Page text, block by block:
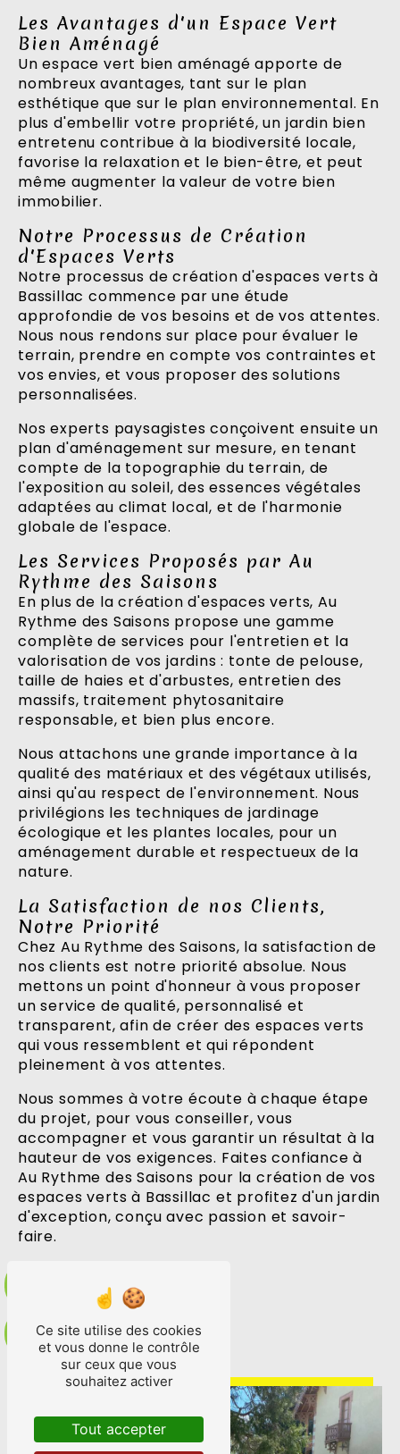
Les Avantages d'un Espace Vert
Bien Aménagé
Un espace vert bien aménagé apporte de
nombreux avantages, tant sur le plan
esthétique que sur le plan environnemental. En
plus d'embellir votre propriété, un jardin bien
entretenu contribue à la biodiversité locale,
favorise la relaxation et le bien-être, et peut
même augmenter la valeur de votre bien
immobilier.
Notre Processus de Création
d'Espaces Verts
Notre processus de création d'espaces verts à
Bassillac commence par une étude
approfondie de vos besoins et de vos attentes.
Nous nous rendons sur place pour évaluer le
terrain, prendre en compte vos contraintes et
vos envies, et vous proposer des solutions
personnalisées.
Nos experts paysagistes conçoivent ensuite un
plan d'aménagement sur mesure, en tenant
compte de la topographie du terrain, de
l'exposition au soleil, des essences végétales
adaptées au climat local, et de l'harmonie
globale de l'espace.
Les Services Proposés par Au
Rythme des Saisons
En plus de la création d'espaces verts, Au
Rythme des Saisons propose une gamme
complète de services pour l'entretien et la
valorisation de vos jardins : tonte de pelouse,
taille de haies et d'arbustes, entretien des
massifs, traitement phytosanitaire
responsable, et bien plus encore.
Nous attachons une grande importance à la
qualité des matériaux et des végétaux utilisés,
ainsi qu'au respect de l'environnement. Nous
privilégions les techniques de jardinage
écologique et les plantes locales, pour un
aménagement durable et respectueux de la
nature.
La Satisfaction de nos Clients,
Notre Priorité
Chez Au Rythme des Saisons, la satisfaction de
nos clients est notre priorité absolue. Nous
mettons un point d'honneur à vous proposer
un service de qualité, personnalisé et
transparent, afin de créer des espaces verts
qui vous ressemblent et qui répondent
pleinement à vos attentes.
Nous sommes à votre écoute à chaque étape
du projet, pour vous conseiller, vous
accompagner et vous garantir un résultat à la
hauteur de vos exigences. Faites confiance à
Au Rythme des Saisons pour la création de vos
espaces verts à Bassillac et profitez d'un jardin
d'exception, conçu avec passion et savoir-
faire.
En savoir plus
Contactez-nous
Ce site utilise des cookies
et vous donne le contrôle
sur ceux que vous
souhaitez activer
Tout accepter